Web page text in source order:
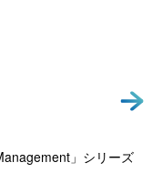
」シリーズ